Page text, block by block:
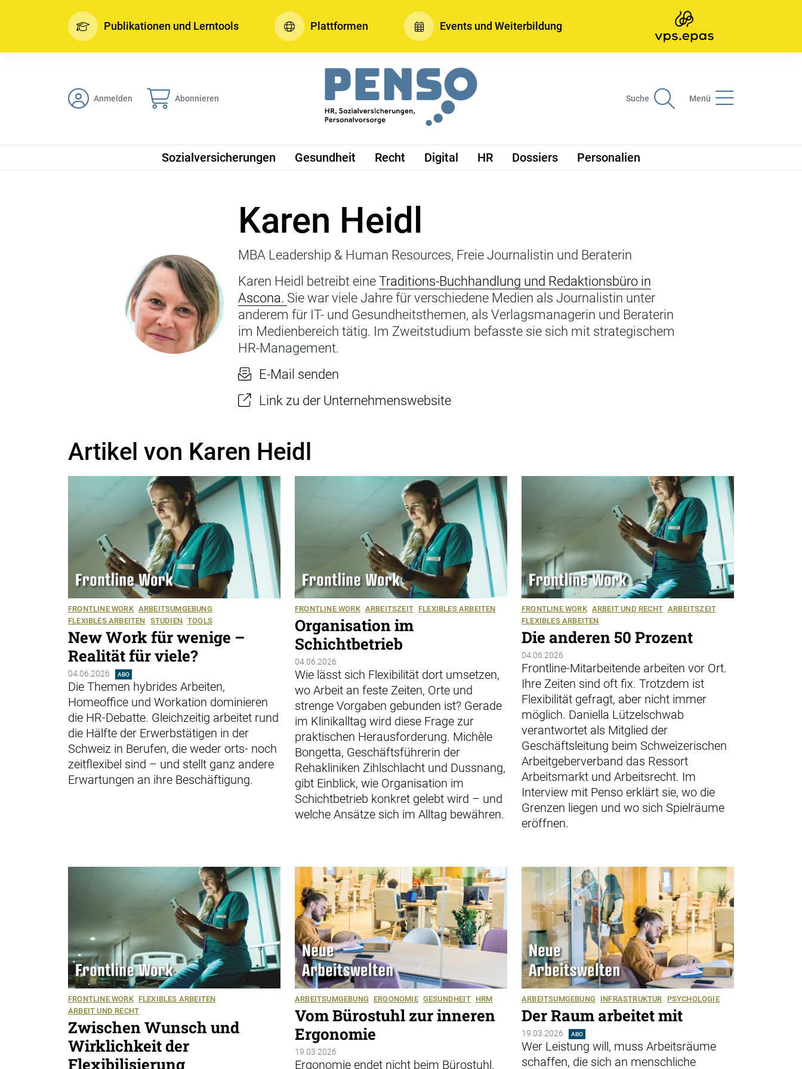
Publikationen und Lerntools Plattformen Events und Weiterbildung
Anmelden Abonnieren Suche Menü
Sozialversicherungen Gesundheit Recht Digital HR Dossiers Personalien
Karen Heidl
MBA Leadership & Human Resources, Freie Journalistin und Beraterin
Karen Heidl betreibt eine Traditions-Buchhandlung und Redaktionsbüro in
Ascona. Sie war viele Jahre für verschiedene Medien als Journalistin unter
anderem für IT- und Gesundheitsthemen, als Verlagsmanagerin und Beraterin
im Medienbereich tätig. Im Zweitstudium befasste sie sich mit strategischem
HR-Management.
E-Mail senden
Link zu der Unternehmenswebsite
Artikel von Karen Heidl
FRONTLINE WORK ARBEITSUMGEBUNG
FLEXIBLES ARBEITEN STUDIEN TOOLS
New Work für wenige –
Realität für viele?
04.06.2026 ABO
Die Themen hybrides Arbeiten,
Homeoffice und Workation dominieren
die ­HR-Debatte. Gleichzeitig arbeitet rund
die Hälfte der Erwerbstätigen in der
Schweiz in Berufen, die weder orts- noch
zeitflexibel sind – und stellt ganz ­andere
Erwartungen an ihre Beschäftigung.
FRONTLINE WORK ARBEITSZEIT FLEXIBLES ARBEITEN
Organisation im
Schichtbetrieb
04.06.2026
Wie lässt sich Flexibilität dort umsetzen,
wo Arbeit an feste Zeiten, Orte und
strenge Vorgaben gebunden ist? Gerade
im Klinikalltag wird diese Frage zur
praktischen Herausforderung. Michèle
Bongetta, Geschäftsführerin der
Rehakliniken Zihlschlacht und Dussnang,
gibt Einblick, wie Organisation im
Schichtbetrieb konkret gelebt wird – und
welche Ansätze sich im Alltag bewähren.
FRONTLINE WORK ARBEIT UND RECHT ARBEITSZEIT
FLEXIBLES ARBEITEN
Die anderen 50 Prozent
04.06.2026
Frontline-Mitarbeitende arbeiten vor Ort.
Ihre Zeiten sind oft fix. Trotzdem ist
Flexibilität gefragt, aber nicht immer
möglich. Daniella Lützelschwab
verantwortet als Mitglied der
Geschäftsleitung beim Schweizerischen
Arbeitgeberverband das Ressort
Arbeitsmarkt und Arbeitsrecht. Im
Interview mit Penso erklärt sie, wo die
Grenzen liegen und wo sich Spielräume
eröffnen.
FRONTLINE WORK
FLEXIBLES ARBEITEN
ARBEIT UND RECHT
Zwischen Wunsch und
Wirklichkeit der
Flexibilisierung
ARBEITSUMGEBUNG ERGONOMIE GESUNDHEIT HRM
Vom Bürostuhl zur inneren
Ergonomie
19.03.2026
Ergonomie endet nicht beim Bürostuhl.
ARBEITSUMGEBUNG INFRASTRUKTUR PSYCHOLOGIE
Der Raum arbeitet mit
19.03.2026 ABO
Wer Leistung will, muss Arbeitsräume
schaffen, die sich an menschliche